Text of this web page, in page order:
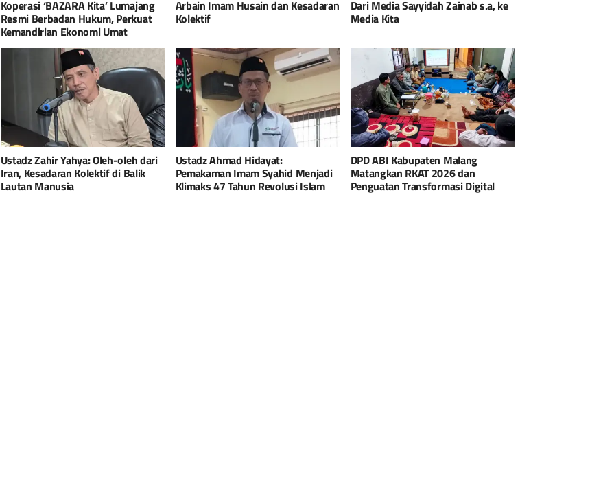
Koperasi ‘BAZARA Kita’ Lumajang
Resmi Berbadan Hukum, Perkuat
Kemandirian Ekonomi Umat
Arbain Imam Husain dan Kesadaran
Kolektif
Dari Media Sayyidah Zainab s.a, ke
Media Kita
Ustadz Zahir Yahya: Oleh-oleh dari
Iran, Kesadaran Kolektif di Balik
Lautan Manusia
Ustadz Ahmad Hidayat:
Pemakaman Imam Syahid Menjadi
Klimaks 47 Tahun Revolusi Islam
DPD ABI Kabupaten Malang
Matangkan RKAT 2026 dan
Penguatan Transformasi Digital